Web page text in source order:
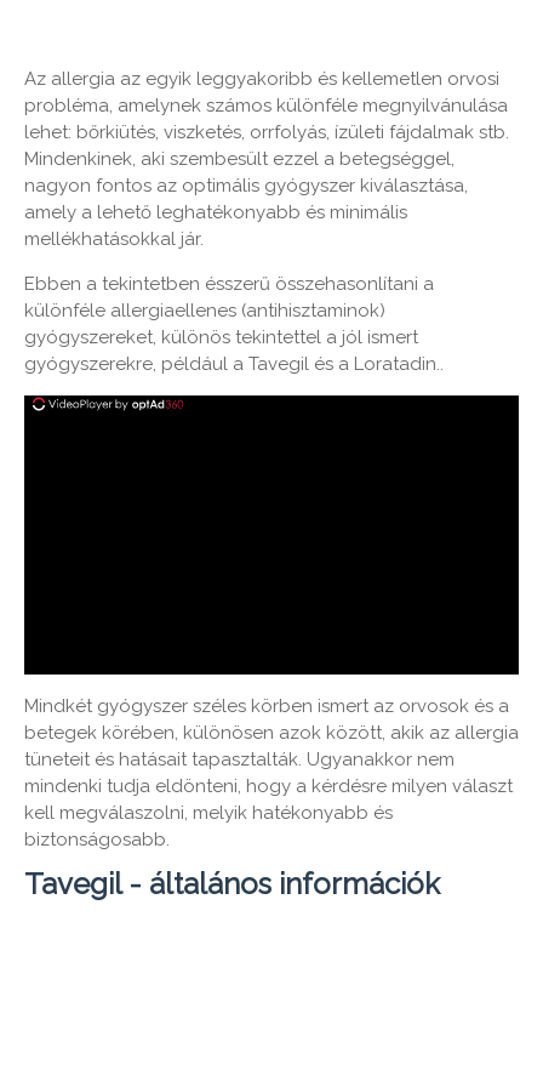
Az allergia az egyik leggyakoribb és kellemetlen orvosi
probléma, amelynek számos különféle megnyilvánulása
lehet: bőrkiütés, viszketés, orrfolyás, ízületi fájdalmak stb.
Mindenkinek, aki szembesült ezzel a betegséggel,
nagyon fontos az optimális gyógyszer kiválasztása,
amely a lehető leghatékonyabb és minimális
mellékhatásokkal jár.
Ebben a tekintetben ésszerű összehasonlítani a
különféle allergiaellenes (antihisztaminok)
gyógyszereket, különös tekintettel a jól ismert
gyógyszerekre, például a Tavegil és a Loratadin..
Mindkét gyógyszer széles körben ismert az orvosok és a
betegek körében, különösen azok között, akik az allergia
tüneteit és hatásait tapasztalták. Ugyanakkor nem
mindenki tudja eldönteni, hogy a kérdésre milyen választ
kell megválaszolni, melyik hatékonyabb és
biztonságosabb.
Tavegil - általános információk